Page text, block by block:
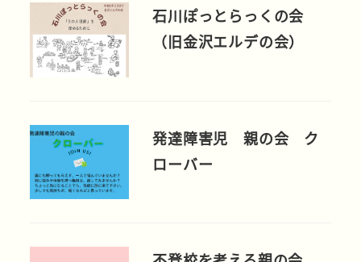
石川ぽっとらっくの会
（旧金沢エルデの会）
発達障害児 親の会 ク
ローバー